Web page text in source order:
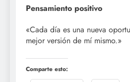
Pensamiento positivo
«Cada día es una nueva
mejor versión de mí mismo.»
Comparte esto: